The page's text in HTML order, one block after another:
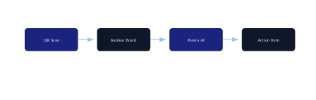
QR Scan Kanban Board Pareto AI Action Item